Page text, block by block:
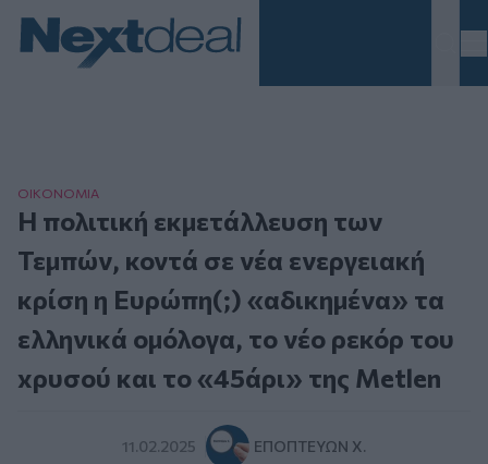
ΟΙΚΟΝΟΜΙΑ
Η πολιτική εκμετάλλευση των
Τεμπών, κοντά σε νέα ενεργειακή
κρίση η Ευρώπη(;) «αδικημένα» τα
ελληνικά ομόλογα, το νέο ρεκόρ του
xρυσού και το «45άρι» της Metlen
11.02.2025 ΕΠΟΠΤΕΎΩΝ Χ.